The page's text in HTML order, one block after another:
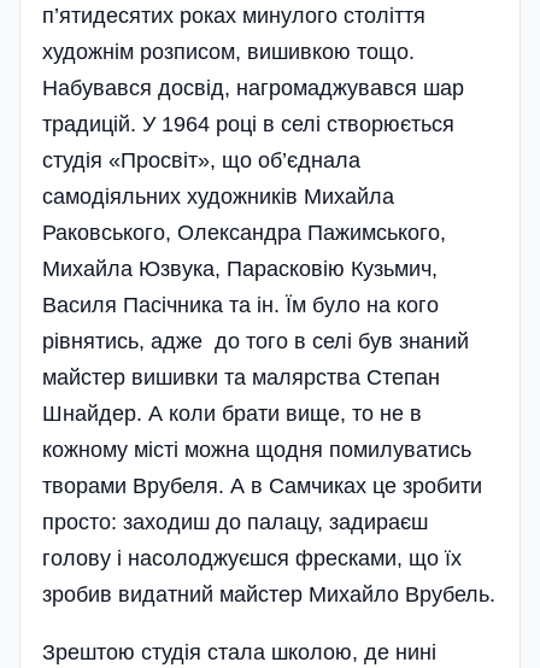
п’ятидесятих роках минулого століття
художнім розписом, вишивкою тощо.
Набувався досвід, нагромаджувався шар
традицій. У 1964 році в селі створюється
сту­дія «Просвіт», що об’єднала
самодіяльних художників Михайла
Раковського, Олександра Пажимського,
Михайла Юзвука, Парасковію Кузьмич,
Василя Пасічника та ін. Їм було на кого
рівнятись, адже до того в селі був знаний
майстер вишивки та малярства Степан
Шнайдер. А коли брати вище, то не в
кожному місті можна щодня помилуватись
творами Врубеля. А в Самчиках це зробити
просто: заходиш до палацу, задираєш
голову і насолоджуєшся фресками, що їх
зробив видатний майстер Михайло Врубель.
Зрештою студія стала школою, де нині